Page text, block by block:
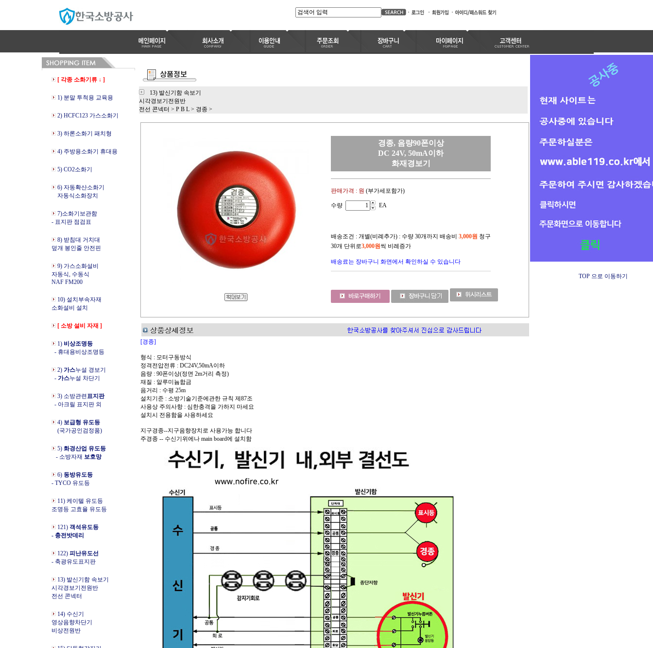
[ 각종 소화기류 ↓ ]
1) 분말 투척용 교육용
2) HCFC123 가스소화기
3) 하론소화기 패치형
4) 주방용소화기 휴대용
5) CO2소화기
6) 자동확산소화기
자동식소화장치
7)소화기보관함
- 표지판 점검표
8) 받침대 거치대
덮개 봉인줄 안전핀
9) 가스소화설비
자동식, 수동식
NAF FM200
10) 설치부속자재
소화설비 설치
[ 소방 설비 자재 ]
1) 비상조명등
- 휴대용비상조명등
2) 가스누설 경보기
- 가스누설 차단기
3) 소방관련 표지판
- 아크릴 표지판 외
4) 보급형 유도등
(국가공인검정품)
5) 화경산업 유도등
- 소방자재 보호망
6) 동방유도등
- TYCO 유도등
11) 케이텔 유도등
조명등 고효율 유도등
121) 객석유도등
- 충전밧데리
122) 피난유도선
- 축광유도표지판
13) 발신기함 속보기
시각경보기전원반
전선 콘넥터
14) 수신기
영상음향차단기
비상전원반
13) 발신기함 속보기
시각경보기전원반
전선 콘넥터 > P B L > 경종 >
경종, 음량90폰이상
DC 24V, 50mA이하
화재경보기
판매가격 : 원 (부가세포함가)
수량 EA
배송조건 : 개별(비례추가) : 수량 30개까지 배송비 3,000원 청구
30개 단위로3,000원씩 비례증가
배송료는 장바구니 화면에서 확인하실 수 있습니다
[경종]
형식 : 모터구동방식
정격전압전류 : DC24V,50mA이하
음량 : 90폰이상(정면 2m거리 측정)
재질 : 알루미늄합금
음거리 : 수평 25m
설치기준 : 소방기술기준에관한 규칙 제87조
사용상 주의사항 : 심한충격을 가하지 마세요
설치시 전용함을 사용하세요
지구경종--지구음향장치로 사용가능 합니다
주경종 -- 수신기위에나 main board에 설치함
TOP 으로 이동하기